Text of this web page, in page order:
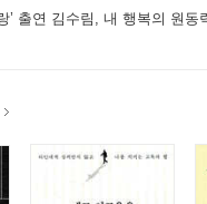
’ 출연 김수림, 내 행복의 원동